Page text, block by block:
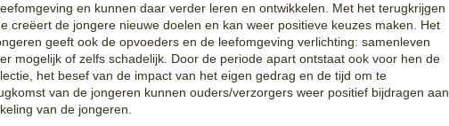
en kunnen daar verder leren en ontwikkelen. Met het terugkrijgen
creëert de jongere nieuwe doelen en kan weer positieve keuzes maken. Het
geeft ook de opvoeders en de leefomgeving verlichting: samenleven
mogelijk of zelfs schadelijk. Door de periode apart ontstaat ook voor hen de
het besef van de impact van het eigen gedrag en de tijd om te
van de jongeren kunnen ouders/verzorgers weer positief bijdragen aan
van de jongeren.